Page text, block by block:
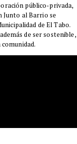
público-privada,
Junto al Barrio se
de El Tabo.
de ser sostenible,